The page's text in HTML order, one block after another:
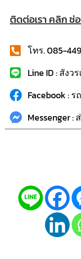
ติดต่อเรา คลิก ช่
โทร. 085-
Line ID : สังว
Facebook :
Messenger :